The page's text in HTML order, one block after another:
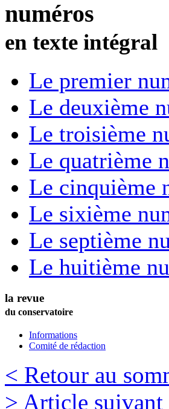
numéros
en texte intégral
Le premier
Le deuxième
Le troisième
Le quatrième
Le cinquième
Le sixième
Le septième
Le huitième
la revue
du conservatoire
Informations
Comité de rédaction
< Retour au
> Article suivant